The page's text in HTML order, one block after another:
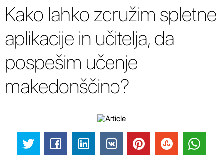
Kako lahko združim spletne
aplikacije in učitelja, da
pospešim učenje
makedonščino?